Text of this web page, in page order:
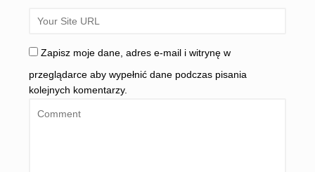
Zapisz moje dane, adres e-mail i witrynę w
przeglądarce aby wypełnić dane podczas pisania
kolejnych komentarzy.